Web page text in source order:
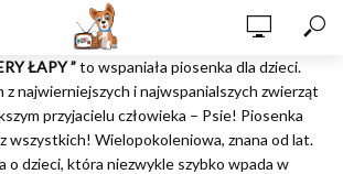
ŁAPY ”to wspaniała piosenka dla dzieci.
z najwierniejszych i najwspanialszych zwierząt
przyjacielu człowieka – Psie! Piosenka
wszystkich! Wielopokoleniowa, znana od lat.
o dzieci, która niezwykle szybko wpada w